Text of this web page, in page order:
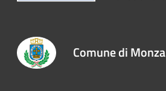
Comune di Monza